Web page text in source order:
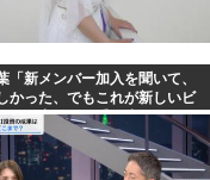
「新メンバー加入を聞いて、
かった、でもこれが新しいビ
と、寂しさを受け止めるこ